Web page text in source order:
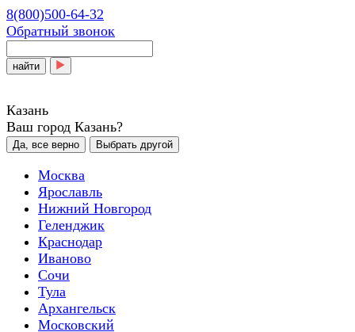
8(800)500-64-32
Обратный звонок
найти
Казань
Ваш город Казань?
Да, все верно Выбрать другой
Москва
Ярославль
Нижний Новгород
Геленджик
Краснодар
Иваново
Сочи
Тула
Архангельск
Московский